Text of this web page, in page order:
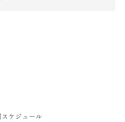
ケジュール